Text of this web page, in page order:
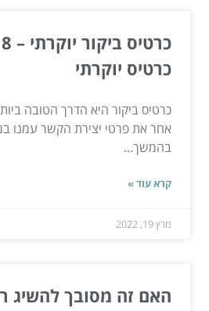
כרטיס יוקרתי
כרטיס ביקור היא הדרך הטובה
אחר את פרטי יצירת הקשר עמנו
בהמשך...
קרא עוד »
מרץ 19, 2022
האם זה מסובך להשיג